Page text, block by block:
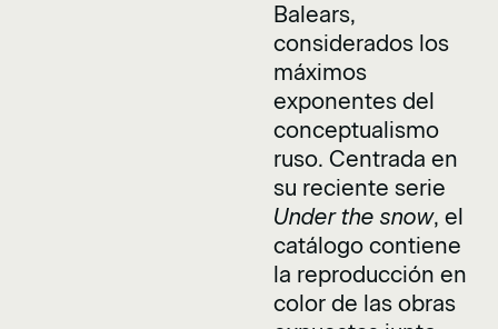
Balears,
considerados los
máximos
exponentes del
conceptualismo
ruso. Centrada en
su reciente serie
Under the snow, el
catálogo contiene
la reproducción en
color de las obras